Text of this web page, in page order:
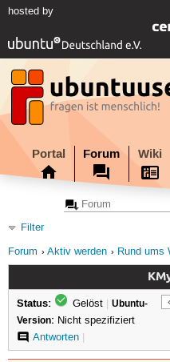
hosted by
Portal Forum Wiki
Filter
Forum
Aktiv werden Rund ums
Status: Gelöst | Ubuntu-
Version: Nicht spezifiziert
Antworten|